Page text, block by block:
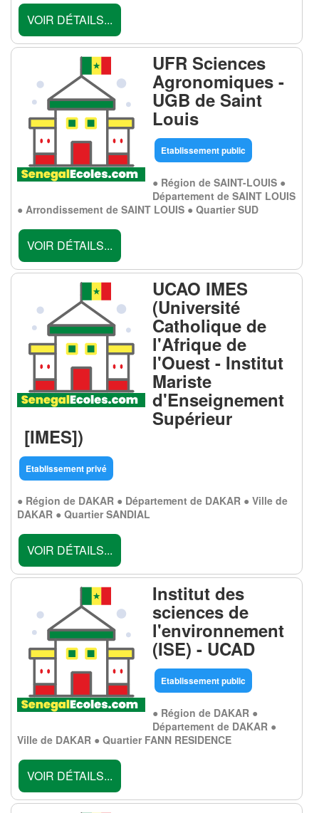
VOIR DÉTAILS...
UFR Sciences
Agronomiques -
UGB de Saint
Louis
Etablissement public
● Région de SAINT-LOUIS ●
Département de SAINT LOUIS
● Arrondissement de SAINT LOUIS ● Quartier SUD
VOIR DÉTAILS...
UCAO IMES
(Université
Catholique de
l'Afrique de
l'Ouest - Institut
Mariste
d'Enseignement
Supérieur
[IMES])
Etablissement privé
● Région de DAKAR ● Département de DAKAR ● Ville de
DAKAR ● Quartier SANDIAL
VOIR DÉTAILS...
Institut des
sciences de
l'environnement
(ISE) - UCAD
Etablissement public
● Région de DAKAR ●
Département de DAKAR ●
Ville de DAKAR ● Quartier FANN RESIDENCE
VOIR DÉTAILS...